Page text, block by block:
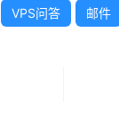
VPS问答 邮件